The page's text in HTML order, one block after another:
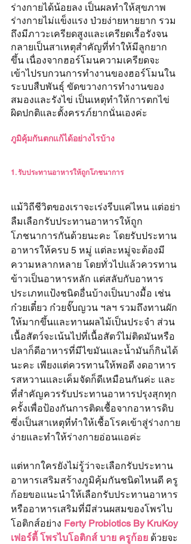
ร่างกายได้น้อยลง เป็นผลทำให้สุขภาพ
ร่างกายไม่แข็งแรง ป่วยง่ายหายยาก รวม
ถึงมีภาวะเครียดสูงและเครียดเรื้อรังจน
กลายเป็นสาเหตุสำคัญที่ทำให้มีลูกยาก
ขึ้น เนื่องจากฮอร์โมนความเครียดจะ
เข้าไปรบกวนการทำงานของฮอร์โมนใน
ระบบสืบพันธุ์ ขัดขวางการทำงานของ
สมองและรังไข่ เป็นเหตุทำให้การตกไข่
ผิดปกติและตั้งครรภ์ยากนั่นเองค่ะ
ภูมิคุ้มกันตกแก้ได้อย่างไรบ้าง
1. รับประทานอาหารให้ถูกโภชนาการ
แม้วิถีชีวิตของเราจะเร่งรีบแค่ไหน แต่อย่า
ลืมเลือกรับประทานอาหารให้ถูก
โภชนาการกันด้วยนะคะ โดยรับประทาน
อาหารให้ครบ 5 หมู่ แต่ละหมู่จะต้องมี
ความหลากหลาย​ โดยทั่วไปแล้วควรทาน
ข้าวเป็นอาหารหลัก แต่สลับกับอาหาร
ประเภทแป้งชนิดอื่นบ้างเป็นบางมื้อ เช่น
ก๋วยเตี๋ยว ก๋วยจั๊บญวน ฯลฯ รวมถึงทานผัก
ให้มากขึ้นและทานผลไม้เป็นประจำ​ ส่วน
เนื้อสัตว์จะเน้นไปที่เนื้อสัตว์ไม่ติดมันหรือ
ปลาก็ดีอาหารที่มีไขมันและน้ำมันก็กินได้
นะคะ เพียงแต่ควรทานให้พอดี งดอาหาร
รสหวานและเค็มจัด​ก็ดีเหมือนกันค่ะ และ
ที่สำคัญควรรับประทานอาหารปรุงสุกทุก
ครั้งเพื่อป้องกันการติดเชื้อจากอาหารดิบ
ซึ่งเป็นสาเหตุที่ทำให้เชื้อโรคเข้าสู่ร่างกาย
ง่ายและทำให้ร่างกายอ่อนแอค่ะ
แต่หากใครยังไม่รู้ว่าจะเลือกรับประทาน
อาหารเสริมสร้างภูมิคุ้มกันชนิดไหนดี ครู
ก้อยขอแนะนำให้เลือกรับประทานอาหาร
หรืออาหารเสริมที่มีส่วนผสมของโพรไบ
โอติกส์อย่าง Ferty Probiotics By KruKoy
เฟอร์ตี้ โพรไบโอติกส์ บาย ครูก้อย ด้วยจะ